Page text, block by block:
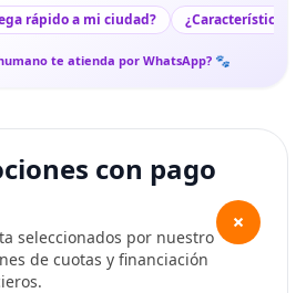
rápido a mi ciudad? ¿Características
te atienda por WhatsApp? 🐾
con pago
seleccionados por nuestro
de cuotas y financiación
+